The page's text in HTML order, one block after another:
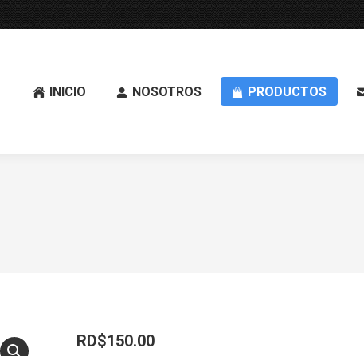
INICIO NOSOTROS PRODUCTOS
RD$150.00